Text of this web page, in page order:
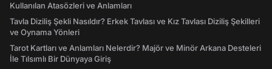
Kullanılan Atasözleri ve Anlamları
Tavla Diziliş Şekli Nasıldır? Erkek Tavlası ve Kız Tavlası Diziliş Şekilleri
ve Oynama Yönleri
Tarot Kartları ve Anlamları Nelerdir? Majör ve Minör Arkana Desteleri
İle Tılsımlı Bir Dünyaya Giriş